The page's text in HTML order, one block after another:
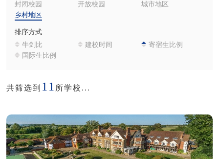
封闭校园
开放校园
城市地区
乡村地区
排序方式
牛剑比
建校时间
寄宿生比例
国际生比例
共筛选到 11 所学校...